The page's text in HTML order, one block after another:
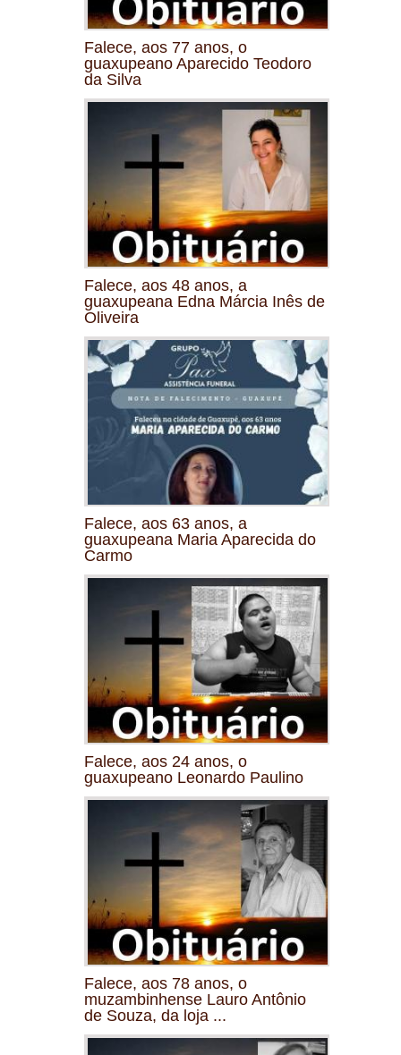
Falece, aos 77 anos, o
guaxupeano Aparecido Teodoro
da Silva
Falece, aos 48 anos, a
guaxupeana Edna Márcia Inês de
Oliveira
Falece, aos 63 anos, a
guaxupeana Maria Aparecida do
Carmo
Falece, aos 24 anos, o
guaxupeano Leonardo Paulino
Falece, aos 78 anos, o
muzambinhense Lauro Antônio
de Souza, da loja ...